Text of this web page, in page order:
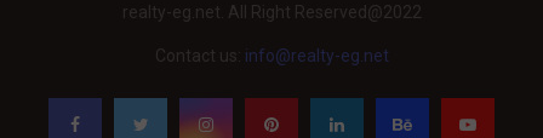
realty-eg.net. All Right Reserved@2022
Contact us: info@realty-eg.net